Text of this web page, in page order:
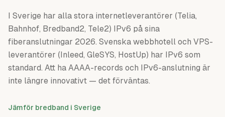
I Sverige har alla stora internetleverantörer (Telia,
Bahnhof, Bredband2, Tele2) IPv6 på sina
fiberanslutningar 2026. Svenska webbhotell och VPS-
leverantörer (Inleed, GleSYS, HostUp) har IPv6 som
standard. Att ha AAAA-records och IPv6-anslutning är
inte längre innovativt — det förväntas.
Jämför bredband i Sverige